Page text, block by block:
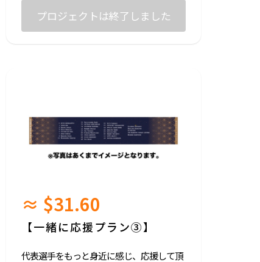
ます。カラーはネイビーとなります。
イメージ図から若干変更となる場合がござ
のメッセージを送らせていただきます！
プロジェクトは終了しました
≈ $31.60
【一緒に応援プラン③】
代表選手をもっと身近に感じ、応援して頂